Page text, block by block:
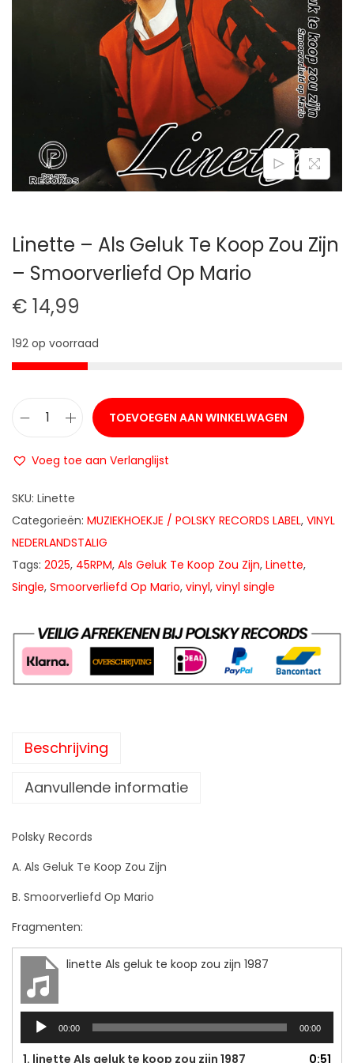
t
i
u
d
Linette – Als Geluk Te Koop Zou Zijn
– Smoorverliefd Op Mario
€ 14,99
192 op voorraad
e
t
t
e
-
l
s
G
T
o
p
u
Z
i
j
n
TOEVOEGEN AAN WINKELWAGEN
Voeg toe aan Verlanglijst
SKU: Linette
Categorieën: MUZIEKHOEKJE / POLSKY RECORDS LABEL, VINYL
NEDERLANDSTALIG
Tags: 2025, 45RPM, Als Geluk Te Koop Zou Zijn, Linette,
Single, Smoorverliefd Op Mario, vinyl, vinyl single
Beschrijving
Aanvullende informatie
Polsky Records
A. Als Geluk Te Koop Zou Zijn
B. Smoorverliefd Op Mario
Fragmenten:
linette Als geluk te koop zou zijn 1987
d
00:00 00:00
1. linette Als geluk te koop zou zijn 1987 0:51